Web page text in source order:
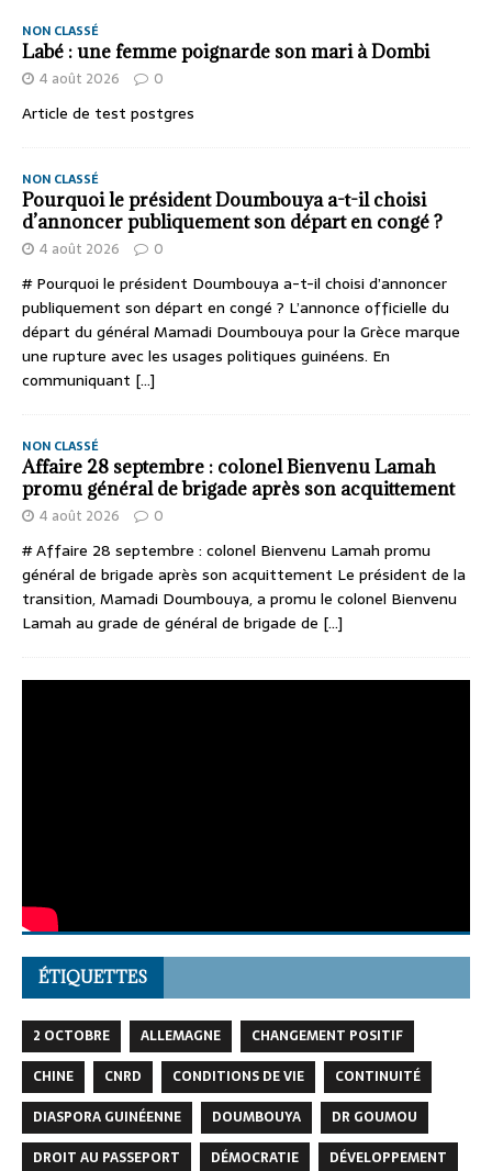
NON CLASSÉ
Labé : une femme poignarde son mari à Dombi
4 août 2026 0
Article de test postgres
NON CLASSÉ
Pourquoi le président Doumbouya a-t-il choisi
d’annoncer publiquement son départ en congé ?
4 août 2026 0
# Pourquoi le président Doumbouya a-t-il choisi d’annoncer
publiquement son départ en congé ? L’annonce officielle du
départ du général Mamadi Doumbouya pour la Grèce marque
une rupture avec les usages politiques guinéens. En
communiquant [...]
NON CLASSÉ
Affaire 28 septembre : colonel Bienvenu Lamah
promu général de brigade après son acquittement
4 août 2026 0
# Affaire 28 septembre : colonel Bienvenu Lamah promu
général de brigade après son acquittement Le président de la
transition, Mamadi Doumbouya, a promu le colonel Bienvenu
Lamah au grade de général de brigade de [...]
ÉTIQUETTES
2 OCTOBRE ALLEMAGNE
CHANGEMENT POSITIF
CHINE
CNRD CONDITIONS DE VIE
CONTINUITÉ
DIASPORA GUINÉENNE
DOUMBOUYA
DR GOUMOU
DROIT AU PASSEPORT
DÉMOCRATIE
DÉVELOPPEMENT